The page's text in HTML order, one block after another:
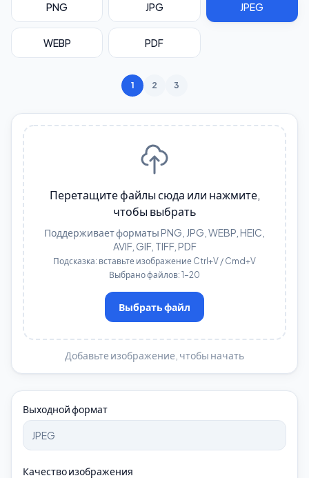
PNG JPG JPEG
WEBP PDF
1 2 3
Перетащите файлы сюда или нажмите,
чтобы выбрать
Поддерживает форматы PNG, JPG, WEBP, HEIC,
AVIF, GIF, TIFF, PDF
Подсказка: вставьте изображение Ctrl+V / Cmd+V
Выбрано файлов: 1–20
Выбрать файл
Добавьте изображение, чтобы начать
Выходной формат
Качество изображения